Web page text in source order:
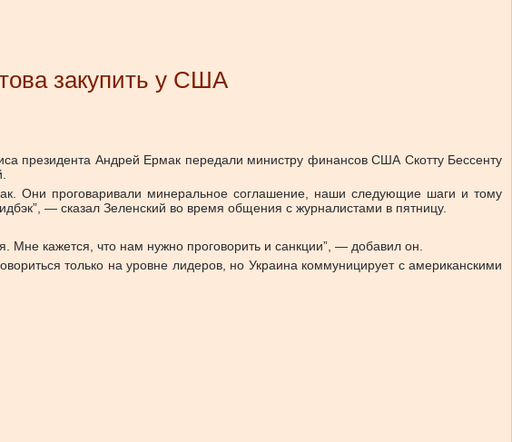
закупить у США
президента Андрей Ермак передали министру финансов США Скотту Бессенту
Они проговаривали минеральное соглашение, наши следующие шаги и тому
— сказал Зеленский во время общения с журналистами в пятницу.
Мне кажется, что нам нужно проговорить и санкции”, — добавил он.
только на уровне лидеров, но Украина коммуницирует с американскими